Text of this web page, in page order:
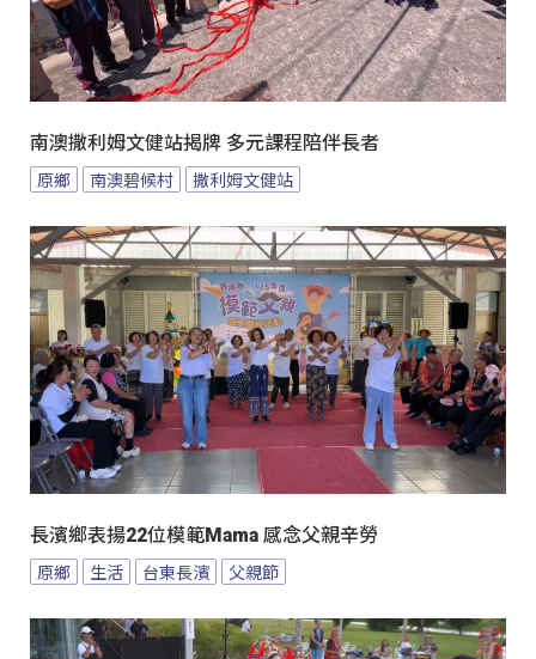
南澳撒利姆文健站揭牌 多元課程陪伴長者
原鄉 南澳碧候村 撒利姆文健站
長濱鄉表揚22位模範Mama 感念父親辛勞
原鄉 生活 台東長濱 父親節